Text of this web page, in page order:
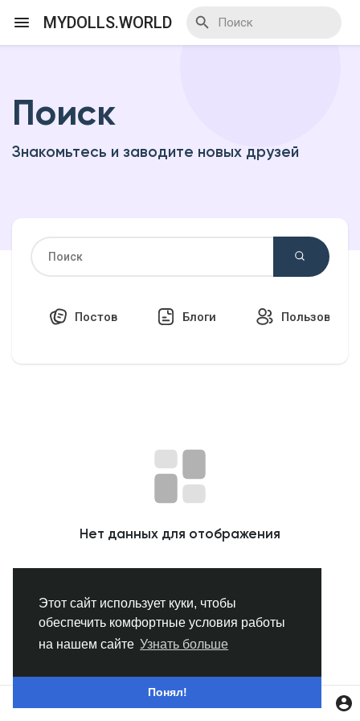
Этот сайт использует куки, чтобы
обеспечить комфортные условия работы
на нашем сайте Узнать больше
Понял!
MYDOLLS.WORLD
Я организатор
Смотреть Базар
Популярные посты
Найти сообщения
Поиск
Знакомьтесь и заводите новых друзей
Постов Блоги
Нет данных для отображения